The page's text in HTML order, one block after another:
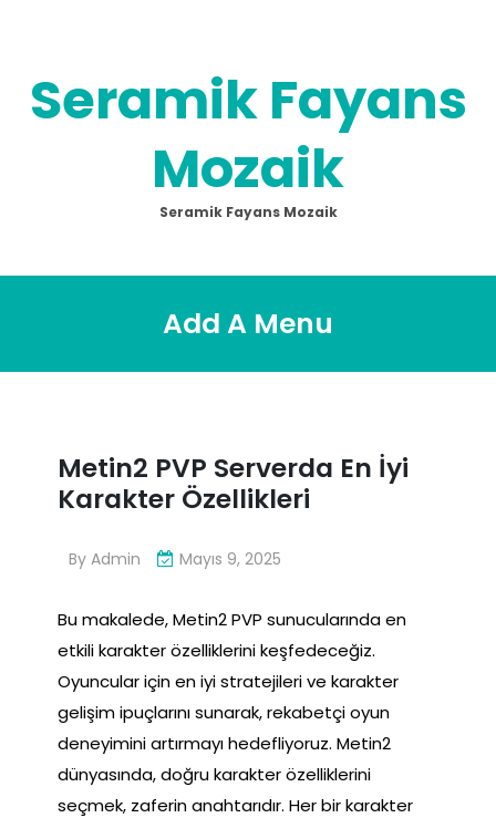
Seramik Fayans
Mozaik
Seramik Fayans Mozaik
Add A Menu
Metin2 PVP Serverda En İyi
Karakter Özellikleri
By Admin Mayıs 9, 2025
Bu makalede, Metin2 PVP sunucularında en
etkili karakter özelliklerini keşfedeceğiz.
Oyuncular için en iyi stratejileri ve karakter
gelişim ipuçlarını sunarak, rekabetçi oyun
deneyimini artırmayı hedefliyoruz. Metin2
dünyasında, doğru karakter özelliklerini
seçmek, zaferin anahtarıdır. Her bir karakter